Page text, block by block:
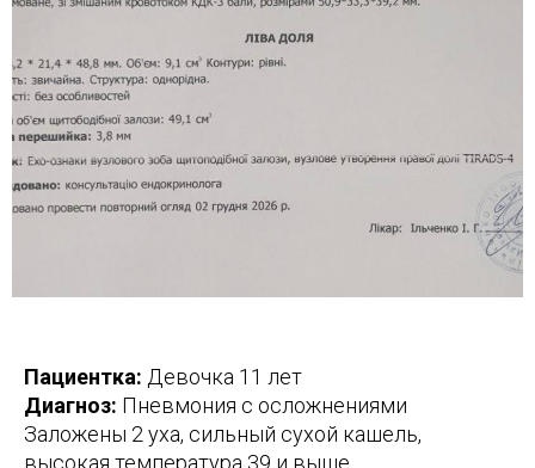
Пациентка: Девочка 11 лет
Диагноз: Пневмония с осложнениями
Заложены 2 уха, сильный сухой кашель,
высокая температура 39 и выше